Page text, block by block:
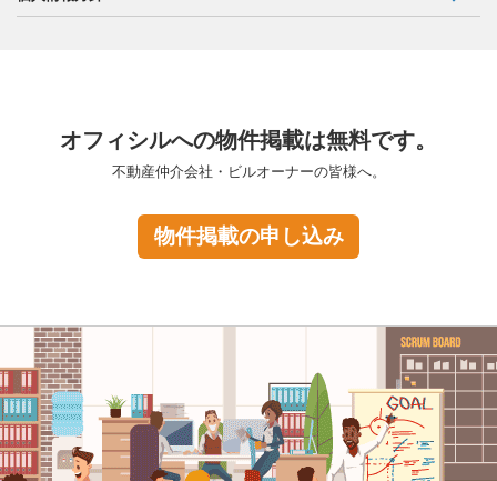
オフィシルへの物件掲載は無料です。
不動産仲介会社・ビルオーナーの皆様へ。
物件掲載の申し込み